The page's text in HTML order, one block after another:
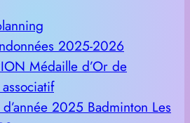
2025-2026
Médaille d’Or de
2025 Badminton Les